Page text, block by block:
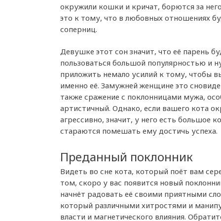
окружили кошки и кричат, борются за
это к тому, что в любовных отношениях
соперниц.
Девушке этот сон значит, что её парень
пользоваться большой популярностью и
приложить немало усилий к тому, чтобы
именно её. Замужней женщине это
также сражение с поклонницами мужа,
артистичный. Однако, если вашего кота
агрессивно, значит, у него есть большое
стараются помешать ему достичь успеха.
Преданный поклонник
Видеть во сне кота, который поёт вам
том, скоро у вас появится новый
начнёт радовать её своими приятными
который различными хитростями и
власти и магнетического влияния.